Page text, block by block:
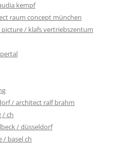
kempf
raum concept münchen
/ klafs vertriebszentum
/ architect ralf brahm
/ ch
/ düsseldorf
/ basel ch